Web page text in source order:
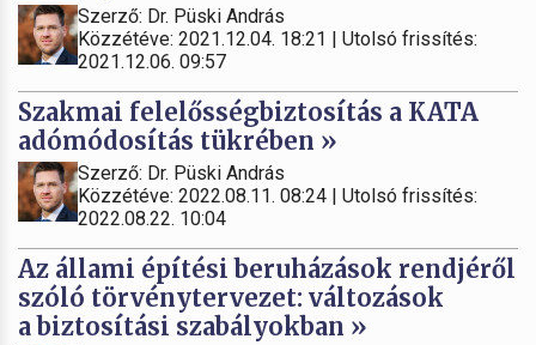
Szerző: Dr. Püski András
Közzétéve: 2021.12.04. 18:21 | Utolsó frissítés:
2021.12.06. 09:57
Szakmai felelősségbiztosítás a KATA
adómódosítás tükrében »
Szerző: Dr. Püski András
Közzétéve: 2022.08.11. 08:24 | Utolsó frissítés:
2022.08.22. 10:04
Az állami építési beruházások rendjéről
szóló törvénytervezet: változások
a biztosítási szabályokban »